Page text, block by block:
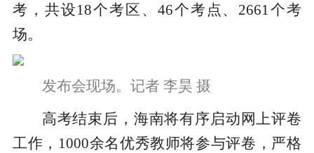
考，共设18个考区、46个考点、2661个考
场。
发布会现场。记者 李昊 摄
高考结束后，海南将有序启动网上评卷
工作，1000余名优秀教师将参与评卷，严格